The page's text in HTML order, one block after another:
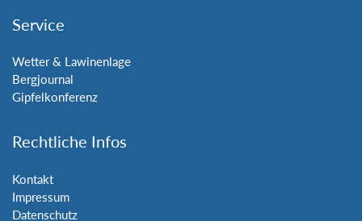
Service
Wetter & Lawinenlage
Bergjournal
Gipfelkonferenz
Rechtliche Infos
Kontakt
Impressum
Datenschutz